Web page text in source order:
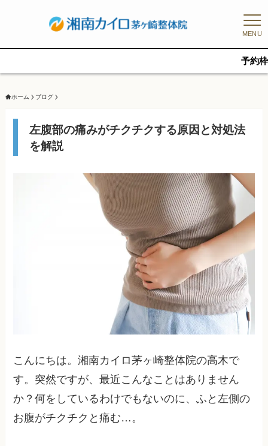
MENU
予約枠に限りがあ
ホーム ブログ
左腹部の痛みがチクチクする原因と対処法
を解説
こんにちは。湘南カイロ茅ヶ崎整体院の高木で
す。突然ですが、最近こんなことはありません
か？何をしているわけでもないのに、ふと左側の
お腹がチクチクと痛む…。